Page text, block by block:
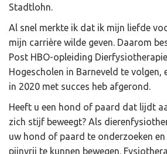
Stadtlohn.
Al snel merkte ik dat ik mijn liefde
mijn carrière wilde geven. Daarom
Post HBO-opleiding
Hogescholen in Barneveld te volgen,
in 2020 met succes heb afgerond.
Heeft u een hond of paard dat lijdt
zich stijf beweegt? Als
uw hond of paard te onderzoeken
pijnvrij te kunnen bewegen.